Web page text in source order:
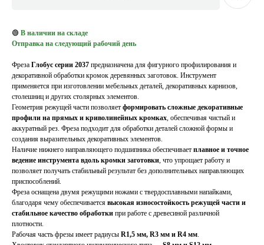
🟢 В наличии на складе
Отправка на следующий рабочий день
Фреза Глобус серии 2037 предназначена для фигурного профилирования и
декоративной обработки кромок деревянных заготовок. Инструмент
применяется при изготовлении мебельных деталей, декоративных карнизов,
столешниц и других столярных элементов.
Геометрия режущей части позволяет формировать сложные декоративные
профили на прямых и криволинейных кромках , обеспечивая чистый и
аккуратный рез. Фреза подходит для обработки деталей сложной формы и
создания выразительных декоративных элементов.
Наличие нижнего направляющего подшипника обеспечивает плавное и точное
ведение инструмента вдоль кромки заготовки , что упрощает работу и
позволяет получать стабильный результат без дополнительных направляющих
приспособлений.
Фреза оснащена двумя режущими ножами с твердосплавными напайками,
благодаря чему обеспечивается высокая износостойкость режущей части и
стабильное качество обработки при работе с древесиной различной
плотности.
Рабочая часть фрезы имеет радиусы R1,5 мм, R3 мм и R4 мм